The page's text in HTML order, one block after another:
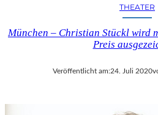
THEATER
München – Christian Stückl wird
Preis
Veröffentlicht am:24. Juli 2020